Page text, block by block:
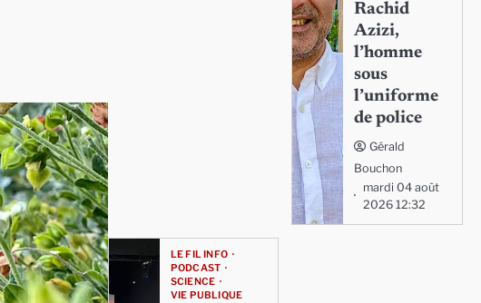
Rachid
Azizi,
l’homme
sous
l’uniforme
de police
Gérald
Bouchon
mardi 04 août
2026 12:32
LE FIL INFO
PODCAST
SCIENCE
VIE PUBLIQUE